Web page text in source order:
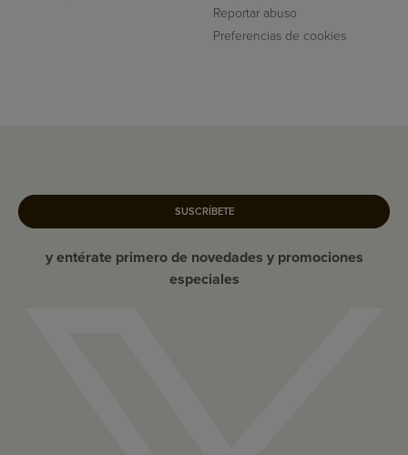
Reportar abuso
Preferencias de cookies
SUSCRÍBETE
y entérate primero de novedades y promociones
especiales